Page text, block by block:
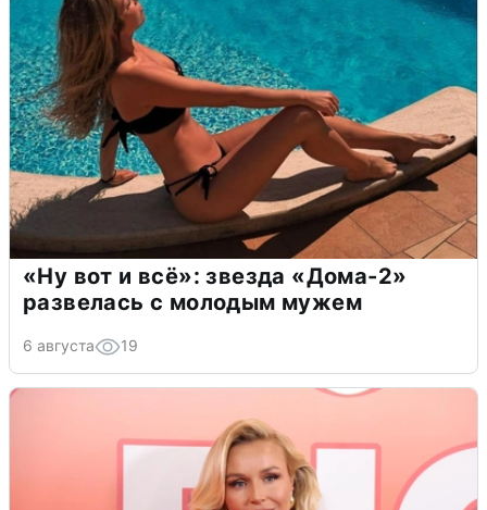
«Ну вот и всё»: звезда «Дома-2»
развелась с молодым мужем
6 августа 19